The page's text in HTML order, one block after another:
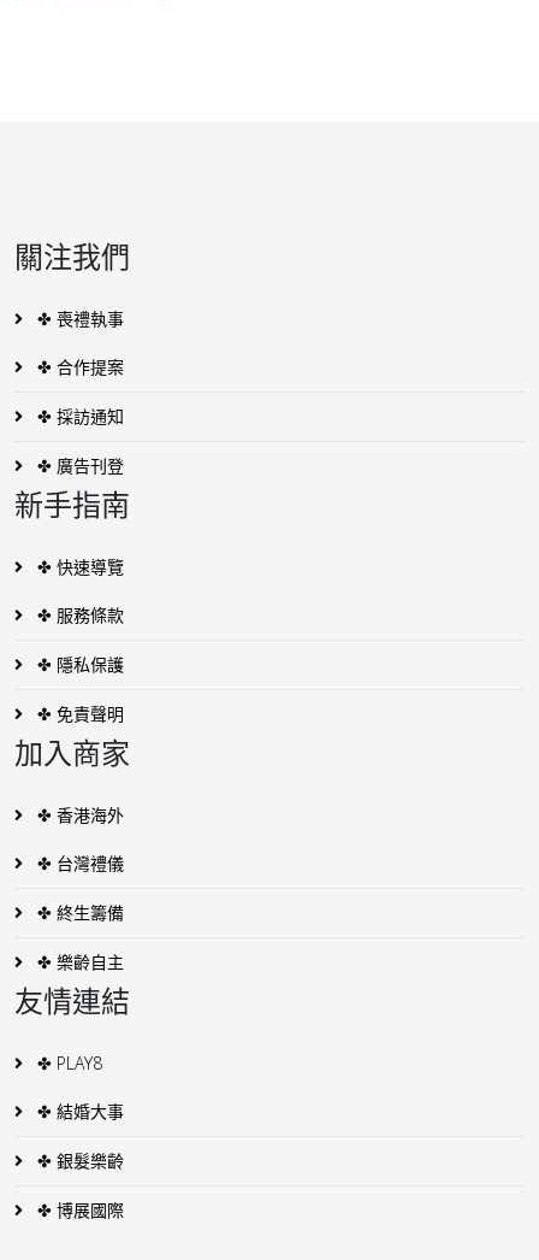
關注我們
✤ 喪禮執事
✤ 合作提案
✤ 採訪通知
✤ 廣告刊登
新手指南
✤ 快速導覽
✤ 服務條款
✤ 隱私保護
✤ 免責聲明
加入商家
✤ 香港海外
✤ 台灣禮儀
✤ 終生籌備
✤ 樂齡自主
友情連結
✤ PLAY8
✤ 結婚大事
✤ 銀髮樂齡
✤ 博展國際